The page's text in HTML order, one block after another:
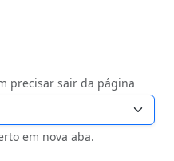
precisar sair da página
em nova aba.